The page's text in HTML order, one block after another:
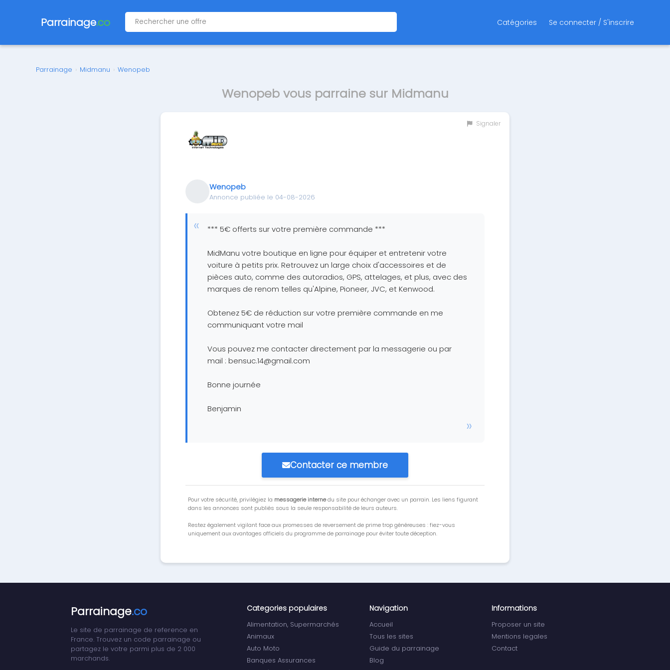
Parrainage.co Catégories Se connecter / S'inscrire
Parrainage › Midmanu › Wenopeb
Wenopeb vous parraine sur Midmanu
Signaler
Wenopeb
Annonce publiée le 04-08-2026
*** 5€ offerts sur votre première commande ***
MidManu votre boutique en ligne pour équiper et entretenir votre
voiture à petits prix. Retrouvez un large choix d'accessoires et de
pièces auto, comme des autoradios, GPS, attelages, et plus, avec des
marques de renom telles qu'Alpine, Pioneer, JVC, et Kenwood.
Obtenez 5€ de réduction sur votre première commande en me
communiquant votre mail
Vous pouvez me contacter directement par la messagerie ou par
mail : bensuc.14@gmail.com
Bonne journée
Benjamin
Contacter ce membre
Pour votre sécurité, privilégiez la messagerie internedu site pour échanger avec un parrain. Les liens figurant
dans les annonces sont publiés sous la seule responsabilité de leurs auteurs.
Restez également vigilant face aux promesses de reversement de prime trop généreuses : fiez-vous
uniquement aux avantages officiels du programme de parrainage pour éviter toute déception.
Parrainage.co
Le site de parrainage de reference en
France. Trouvez un code parrainage ou
partagez le votre parmi plus de 2 000
marchands.
Categories populaires
Alimentation, Supermarchés
Animaux
Auto Moto
Banques Assurances
Navigation
Accueil
Tous les sites
Guide du parrainage
Blog
Informations
Proposer un site
Mentions legales
Contact